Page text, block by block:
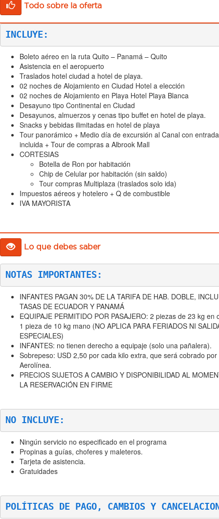
Todo sobre la oferta
INCLUYE:
Boleto aéreo en la ruta Quito – Panamá – Quito
Asistencia en el aeropuerto
Traslados hotel ciudad a hotel de playa.
02 noches de Alojamiento en Ciudad Hotel a elección
02 noches de Alojamiento en Playa Hotel Playa Blanca
Desayuno tipo Continental en Ciudad
Desayunos, almuerzos y cenas tipo buffet en hotel de playa.
Snacks y bebidas ilimitadas en hotel de playa
Tour panorámico + Medio día de excursión al Canal con entrada
incluida + Tour de compras a Albrook Mall
CORTESIAS
Botella de Ron por habitación
Chip de Celular por habitación (sin saldo)
Tour compras Multiplaza (traslados solo ida)
Impuestos aéreos y hotelero + Q de combustible
IVA MAYORISTA
Lo que debes saber
NOTAS IMPORTANTES:
INFANTES PAGAN 30% DE LA TARIFA DE HAB. DOBLE,
TASAS DE ECUADOR Y PANAMÁ
EQUIPAJE PERMITIDO POR PASAJERO: 2 piezas de 23 kg en
1 pieza de 10 kg mano (NO APLICA PARA FERIADOS NI
ESPECIALES)
INFANTES: no tienen derecho a equipaje (solo una pañalera).
Sobrepeso: USD 2,50 por cada kilo extra, que será cobrado por
Aerolínea.
PRECIOS SUJETOS A CAMBIO Y DISPONIBILIDAD AL
LA RESERVACIÓN EN FIRME
NO INCLUYE:
Ningún servicio no especificado en el programa
Propinas a guías, choferes y maleteros.
Tarjeta de asistencia.
Gratuidades
POLÍTICAS DE PAGO, CAMBIOS Y